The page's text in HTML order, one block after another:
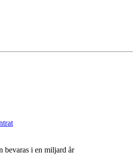
bevaras i en miljard år